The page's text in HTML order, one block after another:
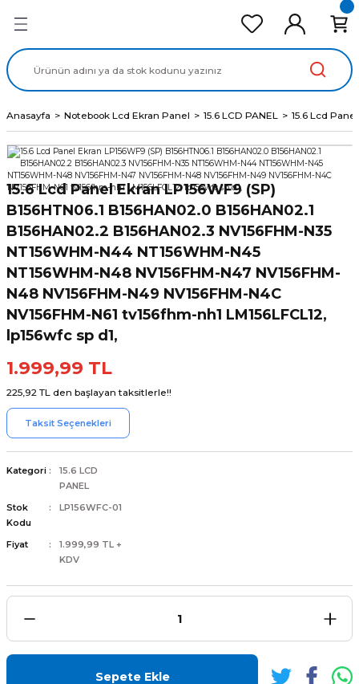
Ekran Panel
Data Kablo
Anasayfa Notebook Lcd Ekran Panel 15.6 LCD PANEL 15.6 Lcd
15.6 Lcd Panel Ekran LP156WF9 (SP)
B156HTN06.1 B156HAN02.0 B156HAN02.1
B156HAN02.2 B156HAN02.3 NV156FHM-N35
NT156WHM-N44 NT156WHM-N45
NT156WHM-N48 NV156FHM-N47 NV156FHM-
N48 NV156FHM-N49 NV156FHM-N4C
NV156FHM-N61 tv156fhm-nh1 LM156LFCL12,
lp156wfc sp d1,
1.999,99 TL
225,92 TL den başlayan taksitlerle!!
Taksit Seçenekleri
Kategori
15.6 LCD
PANEL
Stok
Kodu
LP156WFC-01
Fiyat
1.999,99 TL +
KDV
Sepete Ekle